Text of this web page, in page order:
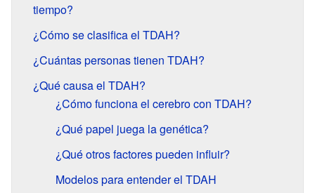
tiempo?
¿Cómo se clasifica el TDAH?
¿Cuántas personas tienen TDAH?
¿Qué causa el TDAH?
¿Cómo funciona el cerebro con TDAH?
¿Qué papel juega la genética?
¿Qué otros factores pueden influir?
Modelos para entender el TDAH